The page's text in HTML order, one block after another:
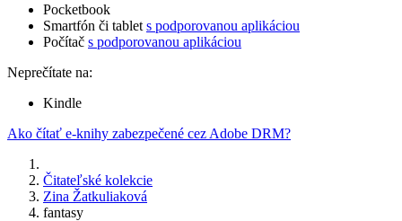
Pocketbook
Smartfón či tablet s podporovanou aplikáciou
Počítač s podporovanou aplikáciou
Neprečítate na:
Kindle
Ako čítať e-knihy zabezpečené cez Adobe DRM?
Čitateľské kolekcie
Zina Žatkuliaková
fantasy